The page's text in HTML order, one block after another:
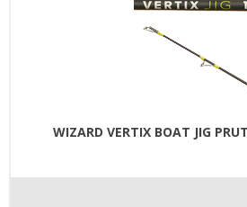
WIZARD VERTIX BOAT JIG